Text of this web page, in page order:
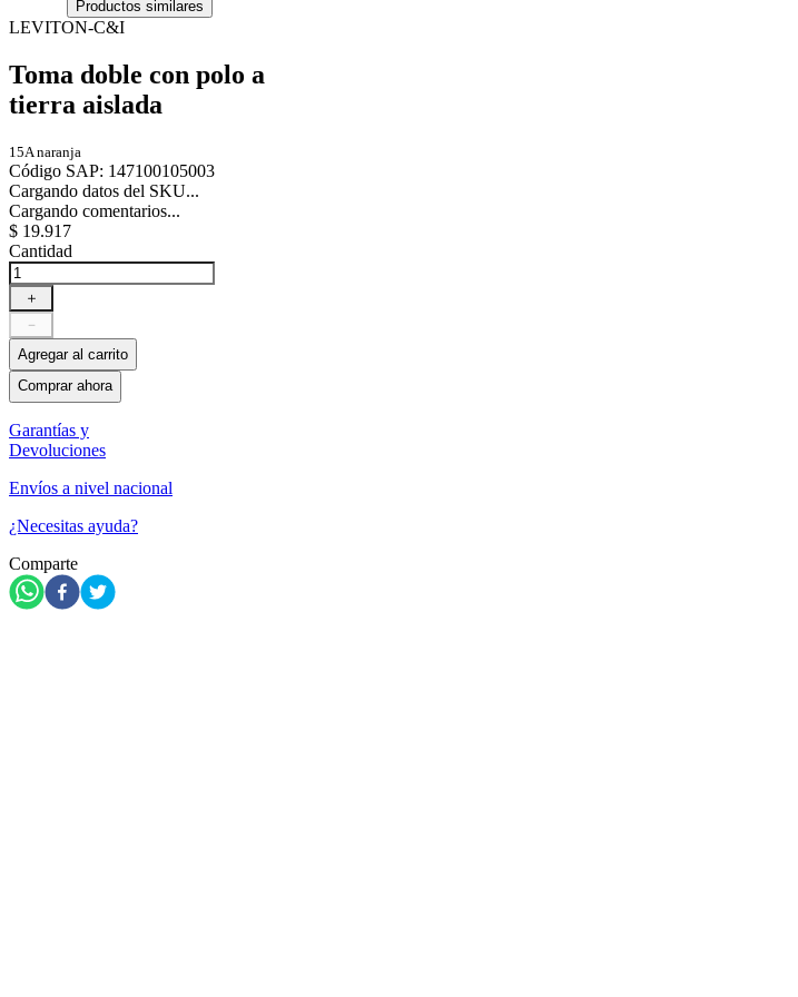
Productos similares
LEVITON-C&I
Toma doble con polo a
tierra aislada
15A naranja
Código SAP: 147100105003
Cargando datos del SKU...
Cargando comentarios...
$ 19.917
Cantidad
＋
－
Agregar al carrito
Comprar ahora
Garantías y
Devoluciones
Envíos a nivel nacional
¿Necesitas ayuda?
Comparte